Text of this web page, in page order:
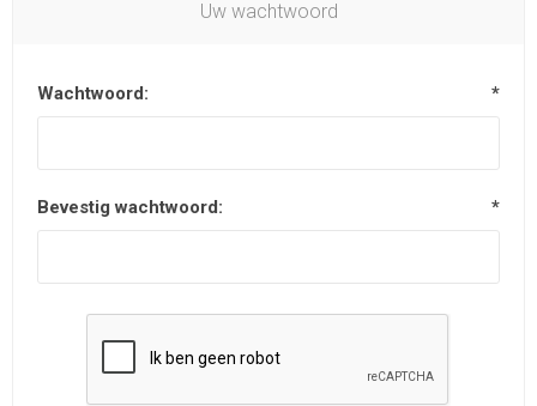
Uw wachtwoord
Wachtwoord: *
Bevestig wachtwoord: *